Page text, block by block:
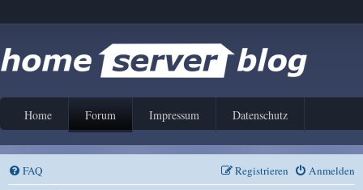
Home Forum Impressum Datenschutz
FAQ Anmelden
Registrieren